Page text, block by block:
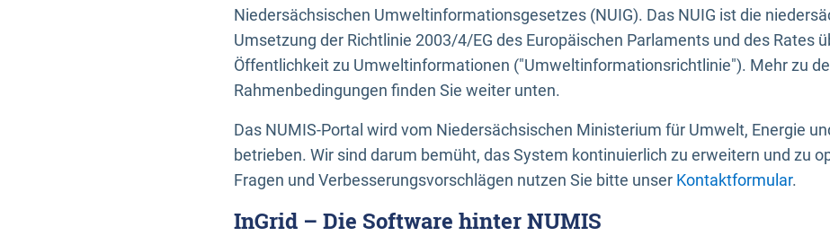
Niedersächsischen Umweltinformationsgesetzes (NUIG). Das NUIG ist die
Umsetzung der Richtlinie 2003/4/EG des Europäischen Parlaments und des Rates
Öffentlichkeit zu Umweltinformationen ("Umweltinformationsrichtlinie"). Mehr zu
Rahmenbedingungen finden Sie weiter unten.
Das NUMIS-Portal wird vom Niedersächsischen Ministerium für Umwelt, Energie
betrieben. Wir sind darum bemüht, das System kontinuierlich zu erweitern und zu
Fragen und Verbesserungsvorschlägen nutzen Sie bitte unser Kontaktformular.
InGrid – Die Software hinter NUMIS